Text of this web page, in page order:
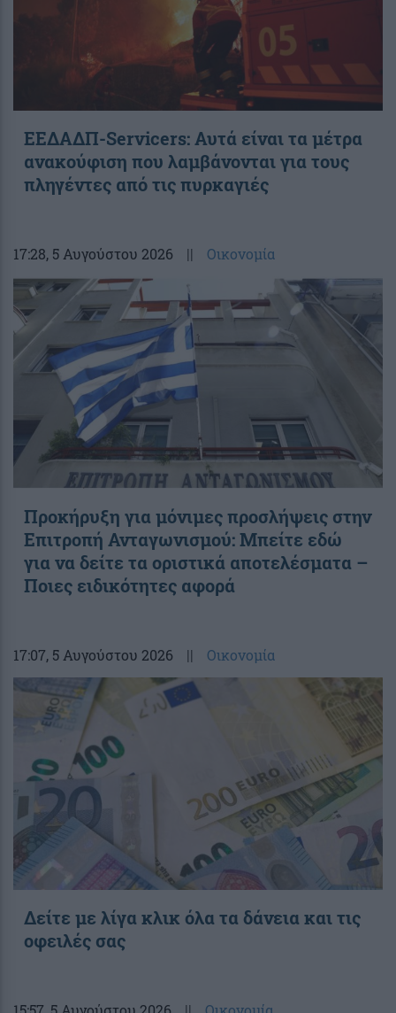
ΕΕΔΑΔΠ-Servicers: Αυτά είναι τα μέτρα
ανακούφιση που λαμβάνονται για τους
πληγέντες από τις πυρκαγιές
17:28, 5 Αυγούστου 2026 || Οικονομία
Προκήρυξη για μόνιμες προσλήψεις στην
Επιτροπή Ανταγωνισμού: Μπείτε εδώ
για να δείτε τα οριστικά αποτελέσματα –
Ποιες ειδικότητες αφορά
17:07, 5 Αυγούστου 2026 || Οικονομία
Δείτε με λίγα κλικ όλα τα δάνεια και τις
οφειλές σας